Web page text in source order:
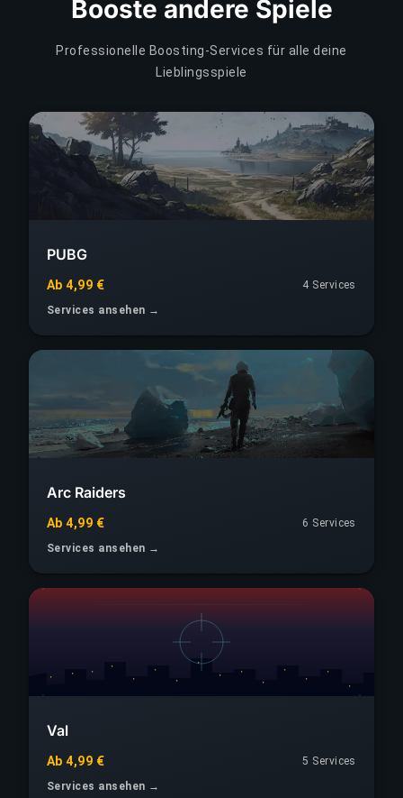
Booste andere Spiele
Professionelle Boosting-Services für alle deine
Lieblingsspiele
PUBG
Ab 4,99 €
4 Services
Services ansehen →
Arc Raiders
Ab 4,99 €
6 Services
Services ansehen →
Val
Ab 4,99 €
5 Services
Services ansehen →